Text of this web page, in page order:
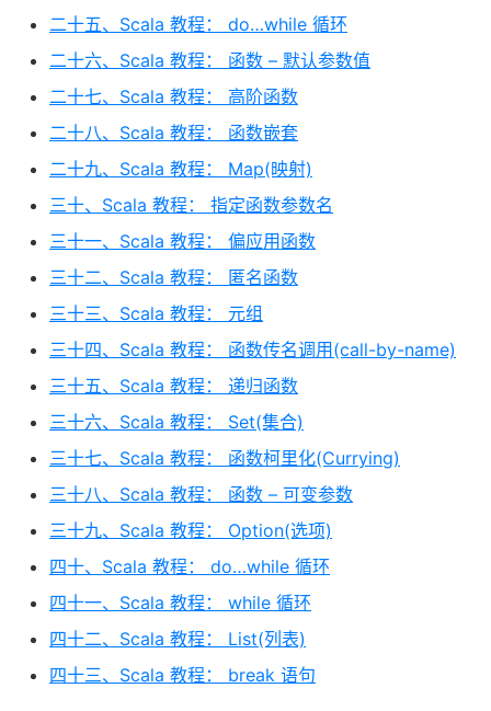
二十五、Scala 教程： do…while 循环
二十六、Scala 教程： 函数 – 默认参数值
二十七、Scala 教程： 高阶函数
二十八、Scala 教程： 函数嵌套
二十九、Scala 教程： Map(映射)
三十、Scala 教程： 指定函数参数名
三十一、Scala 教程： 偏应用函数
三十二、Scala 教程： 匿名函数
三十三、Scala 教程： 元组
三十四、Scala 教程： 函数传名调用(call-by-name)
三十五、Scala 教程： 递归函数
三十六、Scala 教程： Set(集合)
三十七、Scala 教程： 函数柯里化(Currying)
三十八、Scala 教程： 函数 – 可变参数
三十九、Scala 教程： Option(选项)
四十、Scala 教程： do…while 循环
四十一、Scala 教程： while 循环
四十二、Scala 教程： List(列表)
四十三、Scala 教程： break 语句